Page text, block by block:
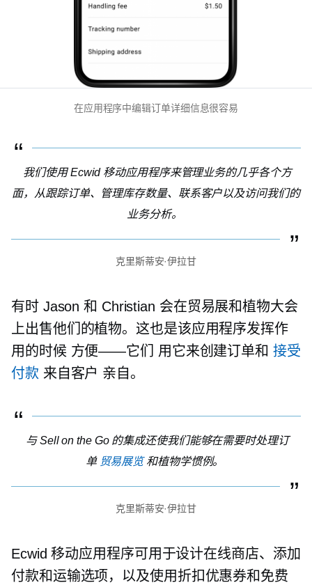
在应用程序中编辑订单详细信息很容易
我们使用 Ecwid 移动应用程序来管理业务的几乎各个方
面，从跟踪订单、管理库存数量、联系客户以及访问我们的
业务分析。
克里斯蒂安·伊拉甘
有时 Jason 和 Christian 会在贸易展和植物大会
上出售他们的植物。这也是该应用程序发挥作
用的时候 方便——它们 用它来创建订单和 接受
付款 来自客户 亲自。
与 Sell on the Go 的集成还使我们能够在需要时处理订
单 贸易展览和植物学惯例。
克里斯蒂安·伊拉甘
Ecwid 移动应用程序可用于设计在线商店、添加
付款和运输选项，以及使用折扣优惠券和免费